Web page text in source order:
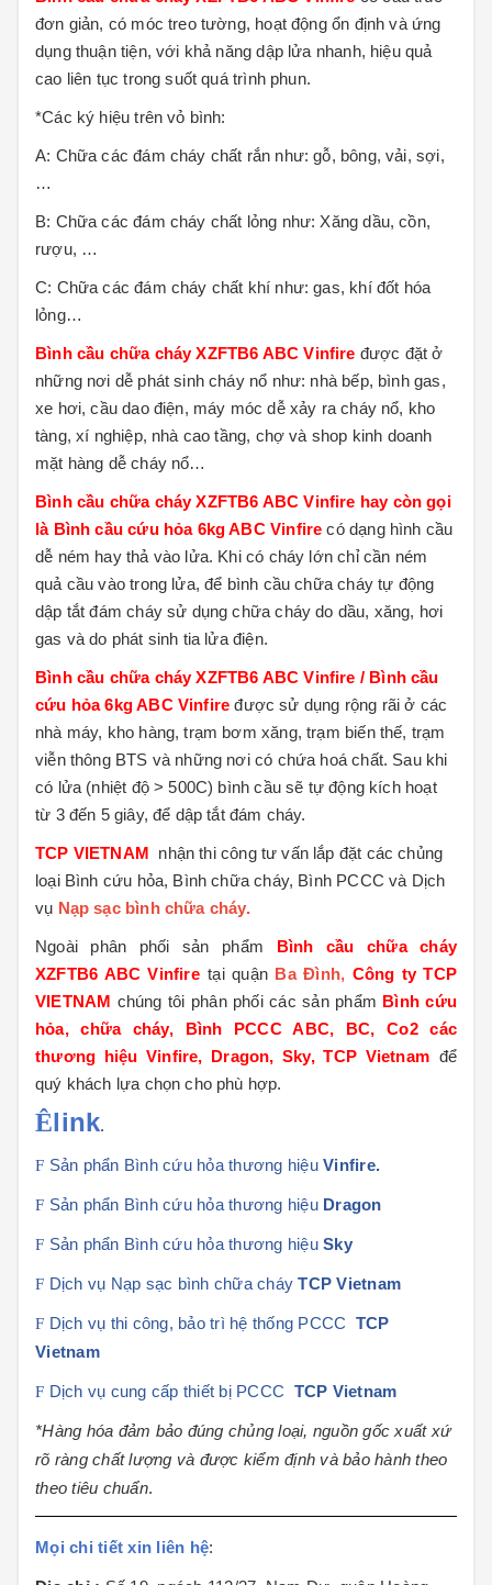
đơn giản, có móc treo tường, hoạt động ổn định và ứng
dụng thuận tiện, với khả năng dập lửa nhanh, hiệu quả
cao liên tục trong suốt quá trình phun.
*Các ký hiệu trên vỏ bình:
A: Chữa các đám cháy chất rắn như: gỗ, bông, vải, sợi,
…
B: Chữa các đám cháy chất lỏng như: Xăng dầu, cồn,
rượu, …
C: Chữa các đám cháy chất khí như: gas, khí đốt hóa
lỏng…
Bình cầu chữa cháy XZFTB6 ABC Vinfire được đặt ở
những nơi dễ phát sinh cháy nổ như: nhà bếp, bình gas,
xe hơi, cầu dao điện, máy móc dễ xảy ra cháy nổ, kho
tàng, xí nghiệp, nhà cao tầng, chợ và shop kinh doanh
mặt hàng dễ cháy nổ…
Bình cầu chữa cháy XZFTB6 ABC Vinfire hay còn gọi
là Bình cầu cứu hỏa 6kg ABC Vinfirecó dạng hình cầu
dễ ném hay thả vào lửa. Khi có cháy lớn chỉ cần ném
quả cầu vào trong lửa, để bình cầu chữa cháy tự động
dập tắt đám cháy sử dụng chữa cháy do dầu, xăng, hơi
gas và do phát sinh tia lửa điện.
Bình cầu chữa cháy XZFTB6 ABC Vinfire / Bình cầu
cứu hỏa 6kg ABC Vinfiređược sử dụng rộng rãi ở các
nhà máy, kho hàng, trạm bơm xăng, trạm biến thế, trạm
viễn thông BTS và những nơi có chứa hoá chất. Sau khi
có lửa (nhiệt độ > 500C) bình cầu sẽ tự động kích hoạt
từ 3 đến 5 giây, để dập tắt đám cháy.
TCP VIETNAM nhận thi công tư vấn lắp đặt các chủng
loại Bình cứu hỏa, Bình chữa cháy, Bình PCCC và Dịch
vụ Nạp sạc bình chữa cháy.
Ngoài phân phối sản phẩm
Bình cầu chữa cháy
XZFTB6 ABC Vinfire tại quận Ba Đình, Công ty TCP
VIETNAM chúng tôi phân phối các sản phẩm Bình cứu
hỏa, chữa cháy, Bình PCCC ABC, BC, Co2 các
thương hiệu Vinfire, Dragon, Sky, TCP Vietnam để
quý khách lựa chọn cho phù hợp.
Êlink.
F Sản phẩn Bình cứu hỏa thương hiệu Vinfire.
F Sản phẩn Bình cứu hỏa thương hiệu Dragon
F Sản phẩn Bình cứu hỏa thương hiệu Sky
F Dịch vụ Nạp sạc bình chữa cháyTCP Vietnam
F Dịch vụ thi công, bảo trì hệ thống PCCC TCP
Vietnam
F Dịch vụ cung cấp thiết bị PCCC TCP Vietnam
*Hàng hóa đảm bảo đúng chủng loại, nguồn gốc xuất xứ
rõ ràng chất lượng và được kiểm định và bảo hành theo
theo tiêu chuẩn.
Mọi chi tiết xin liên hệ: